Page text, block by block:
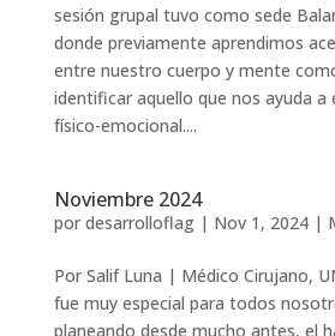
sesión grupal tuvo como sede
donde previamente aprendimos
entre nuestro cuerpo y mente
identificar aquello que nos ayuda a
físico-emocional....
Noviembre 2024
por desarrolloflag| Nov 1, 2024|
Por Salif Luna | Médico Cirujano,
fue muy especial para todos
planeando desde mucho antes, el